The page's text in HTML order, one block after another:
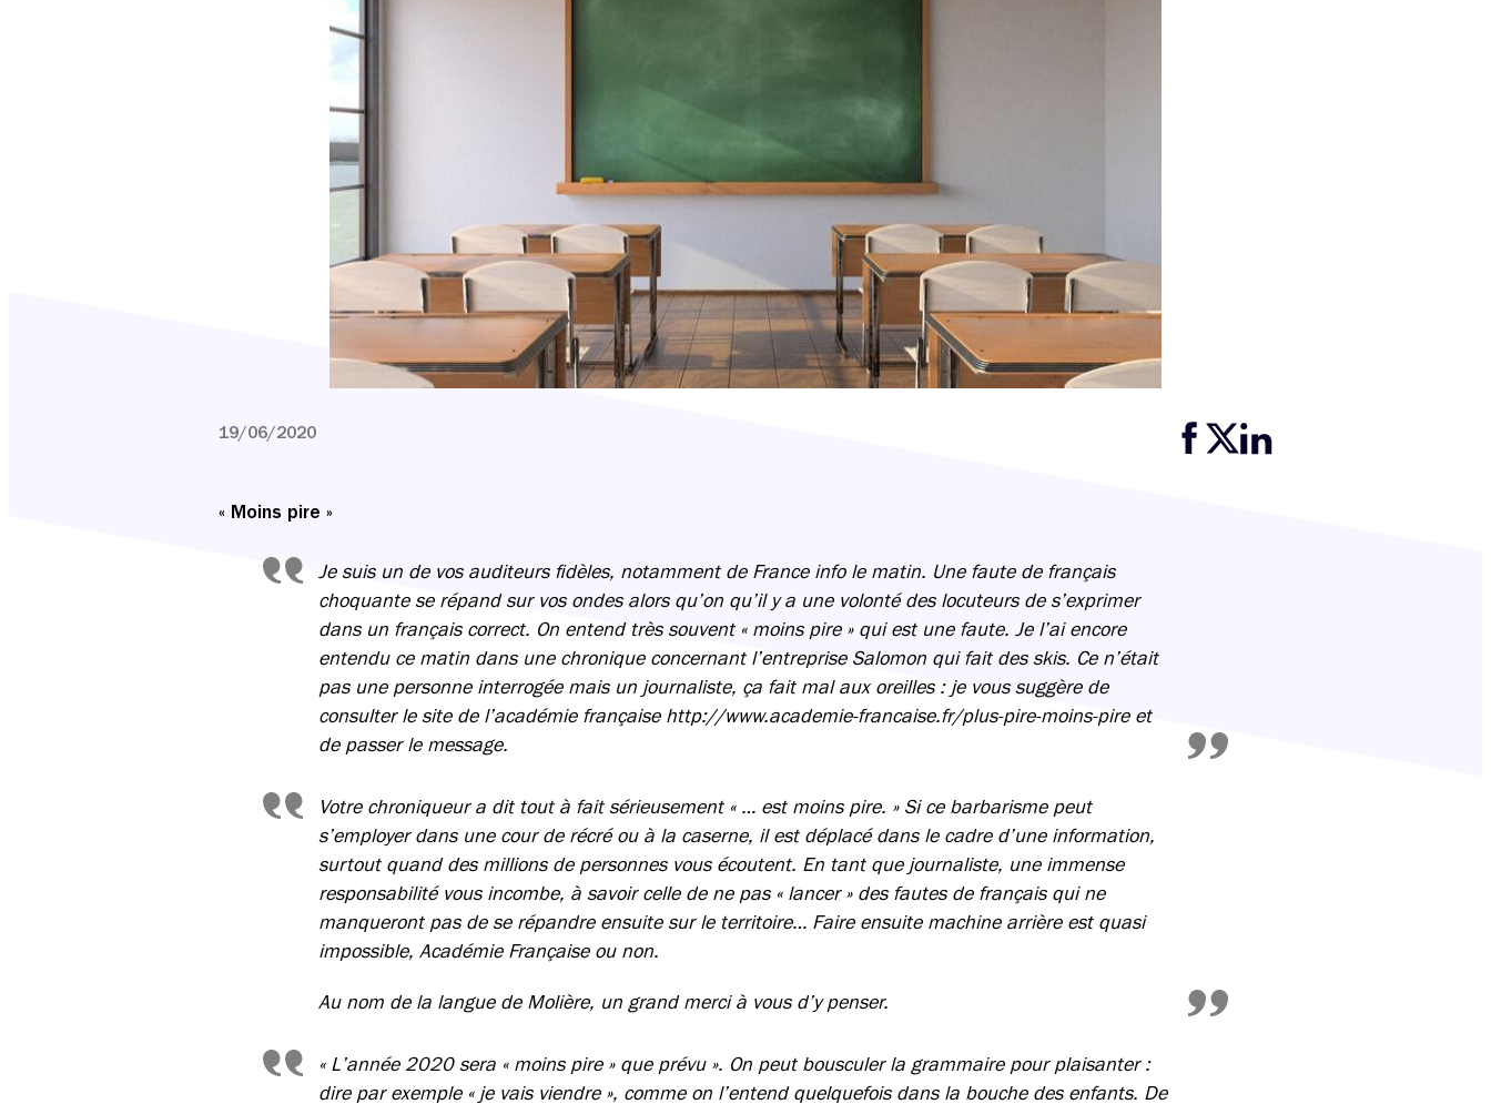
19/06/2020
« Moins pire »
Je suis un de vos auditeurs fidèles, notamment de France info le matin. Une faute de français
choquante se répand sur vos ondes alors qu’on qu’il y a une volonté des locuteurs de s’exprimer
dans un français correct. On entend très souvent « moins pire » qui est une faute. Je l’ai encore
entendu ce matin dans une chronique concernant l’entreprise Salomon qui fait des skis. Ce n’était
pas une personne interrogée mais un journaliste, ça fait mal aux oreilles : je vous suggère de
consulter le site de l’académie française http://www.academie-francaise.fr/plus-pire-moins-pire et
de passer le message.
Votre chroniqueur a dit tout à fait sérieusement « … est moins pire. » Si ce barbarisme peut
s’employer dans une cour de récré ou à la caserne, il est déplacé dans le cadre d’une information,
surtout quand des millions de personnes vous écoutent. En tant que journaliste, une immense
responsabilité vous incombe, à savoir celle de ne pas « lancer » des fautes de français qui ne
manqueront pas de se répandre ensuite sur le territoire… Faire ensuite machine arrière est quasi
impossible, Académie Française ou non.
Au nom de la langue de Molière, un grand merci à vous d’y penser.
« L’année 2020 sera « moins pire » que prévu ». On peut bousculer la grammaire pour plaisanter :
dire par exemple « je vais viendre », comme on l’entend quelquefois dans la bouche des enfants. De